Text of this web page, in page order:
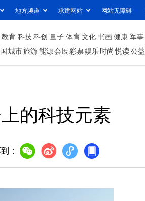
地方频道 承建网站 网站无障碍
教育 科技科创 量子 体育文化 书画健康 军事
城市旅游能源会展彩票娱乐时尚 悦读公益
的科技元素
：